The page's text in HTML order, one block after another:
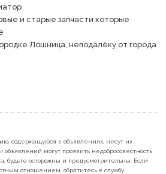
и старые запчасти которые
Лошница, неподалёку от города
содержащуюся в объявлениях, несут их
могут проявить недобросовестность
будьте осторожны и предусмотрительны. Если
отношением, обратитесь в службу